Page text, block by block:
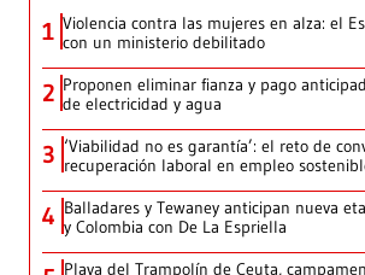
1 Violencia contra las mujeres en alza: el
con un ministerio debilitado
2 Proponen eliminar fianza y pago
de electricidad y agua
3 ‘Viabilidad no es garantía’: el reto de
recuperación laboral en empleo
4 Balladares y Tewaney anticipan nueva
y Colombia con De La Espriella
Playa del Trampolín de Ceuta,